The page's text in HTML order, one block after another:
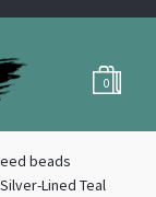
0
beads
Lined Teal